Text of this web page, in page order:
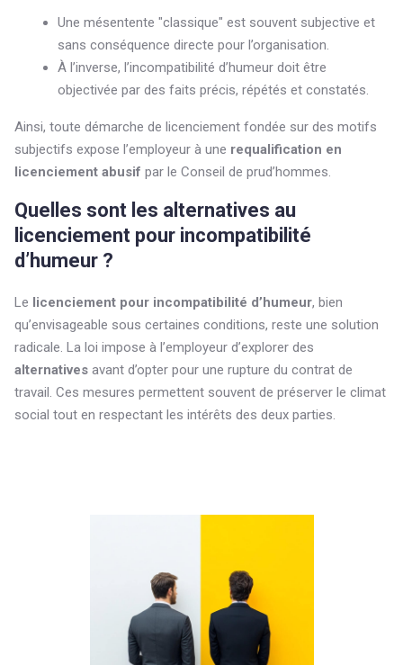
Une mésentente "classique" est souvent subjective et
sans conséquence directe pour l’organisation.
À l’inverse, l’incompatibilité d’humeur doit être
objectivée par des faits précis, répétés et constatés.
Ainsi, toute démarche de licenciement fondée sur des motifs
subjectifs expose l’employeur à une requalification en
licenciement abusif par le Conseil de prud’hommes.
Quelles sont les alternatives au
licenciement pour incompatibilité
d’humeur ?
Le licenciement pour incompatibilité d’humeur, bien
qu’envisageable sous certaines conditions, reste une solution
radicale. La loi impose à l’employeur d’explorer des
alternatives avant d’opter pour une rupture du contrat de
travail. Ces mesures permettent souvent de préserver le climat
social tout en respectant les intérêts des deux parties.